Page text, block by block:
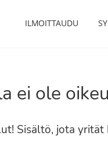
ILMOITTAUDU
ei ole
Sisältö, jota yrität